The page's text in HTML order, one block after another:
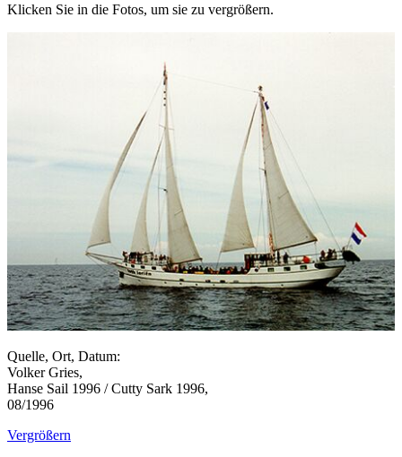
Klicken Sie in die Fotos, um sie zu vergrößern.
Quelle, Ort, Datum:
Volker Gries,
Hanse Sail 1996 / Cutty Sark 1996,
08/1996
Vergrößern